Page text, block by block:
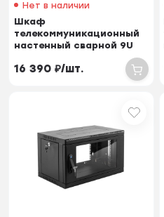
Нет в наличии
Шкаф
телекоммуникационный
настенный сварной 9U
стенки, дв...
16 390 ₽/шт.